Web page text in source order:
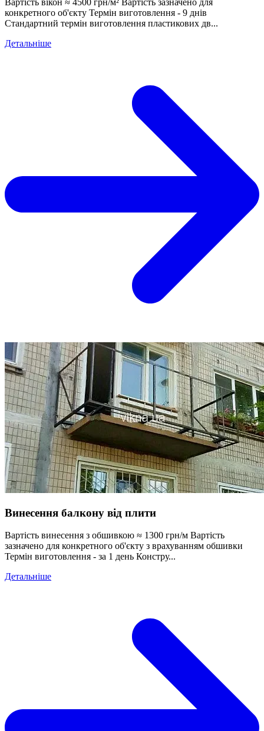
Вартість вікон ≈ 4500 грн/м² Вартість зазначено для
конкретного об'єкту Термін виготовлення - 9 днів
Стандартний термін виготовлення пластикових дв...
Детальніше
Винесення балкону від плити
Вартість винесення з обшивкою ≈ 1300 грн/м Вартість
зазначено для конкретного об'єкту з врахуванням обшивки
Термін виготовлення - за 1 день Констру...
Детальніше